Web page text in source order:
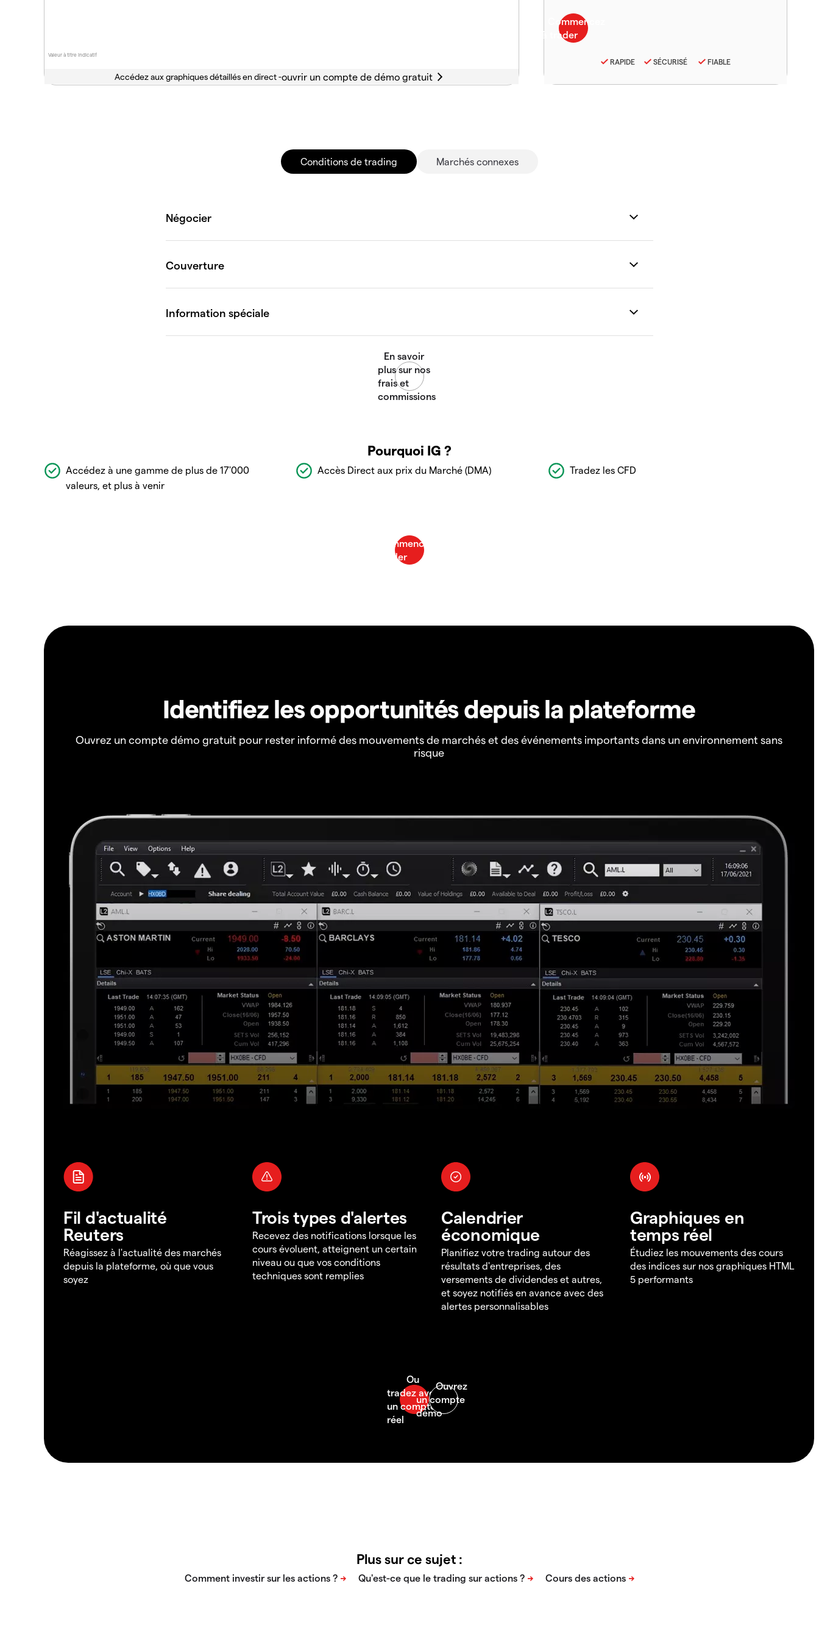
Valeur à titre indicatif
Accédez aux graphiques détaillés en direct -
RAPIDE SÉCURISÉ FIABLE
Conditions de trading Marchés connexes
Pourquoi IG ?
Accédez à une gamme de plus de 17'000
valeurs, et plus à venir
Accès Direct aux prix du Marché (DMA) Tradez les CFD
Identifiez les opportunités depuis la plateforme
Ouvrez un compte démo gratuit pour rester informé des mouvements de marchés et des événements importants dans un environnement sans
risque
Fil d'actualité
Reuters
Réagissez à l'actualité des marchés
depuis la plateforme, où que vous
soyez
Trois types d'alertes
Recevez des notifications lorsque les
cours évoluent, atteignent un certain
niveau ou que vos conditions
techniques sont remplies
Calendrier
économique
Planifiez votre trading autour des
résultats d'entreprises, des
versements de dividendes et autres,
et soyez notifiés en avance avec des
alertes personnalisables
Graphiques en
temps réel
Étudiez les mouvements des cours
des indices sur nos graphiques HTML
5 performants
Plus sur ce sujet :